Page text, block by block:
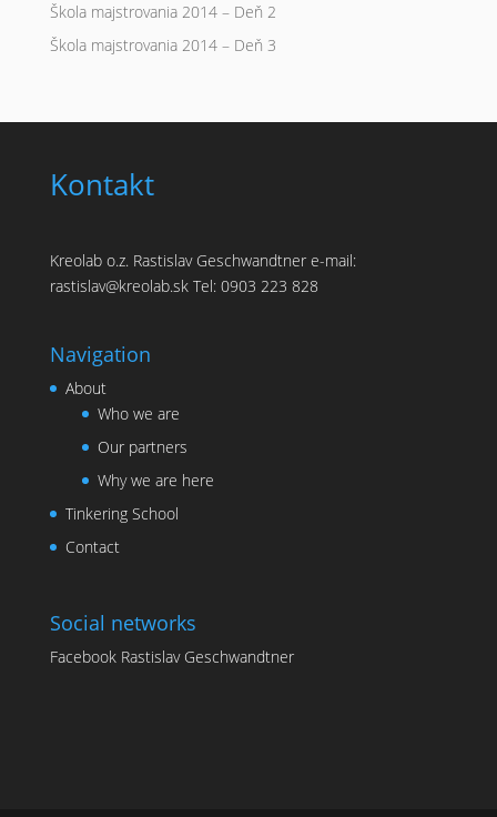
Škola majstrovania 2014 – Deň 2
Škola majstrovania 2014 – Deň 3
Kontakt
Kreolab o.z. Rastislav Geschwandtner e-mail:
rastislav@kreolab.sk Tel: 0903 223 828
Navigation
About
Who we are
Our partners
Why we are here
Tinkering School
Contact
Social networks
Facebook Rastislav Geschwandtner